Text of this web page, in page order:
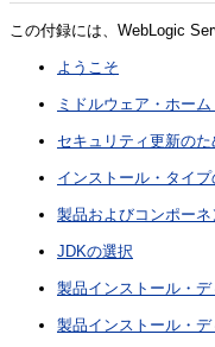
この付録には、WebLogic
ようこそ
ミドルウェア・ホー
セキュリティ更新の
インストール・タイプ
製品およびコンポーネ
JDKの選択
製品インストール・
製品インストール・